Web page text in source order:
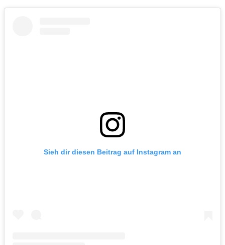
Sieh dir diesen Beitrag auf Instagram an